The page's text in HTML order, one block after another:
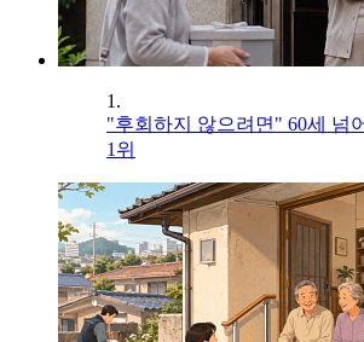
1.
"후회하지 않으려면" 60세 넘
1위